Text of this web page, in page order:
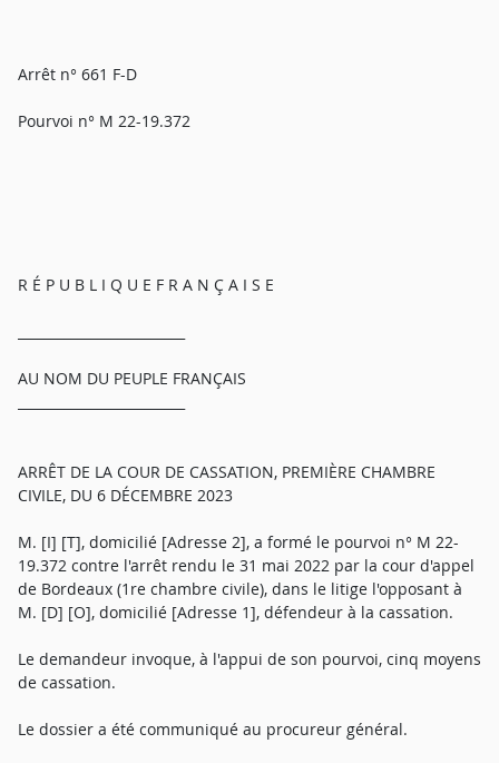
Arrêt n° 661 F-D
Pourvoi n° M 22-19.372
R É P U B L I Q U E F R A N Ç A I S E
AU NOM DU PEUPLE FRANÇAIS
ARRÊT DE LA COUR DE CASSATION, PREMIÈRE CHAMBRE
CIVILE, DU 6 DÉCEMBRE 2023
M. [I] [T], domicilié [Adresse 2], a formé le pourvoi n° M 22-
19.372 contre l'arrêt rendu le 31 mai 2022 par la cour d'appel
de Bordeaux (1re chambre civile), dans le litige l'opposant à
M. [D] [O], domicilié [Adresse 1], défendeur à la cassation.
Le demandeur invoque, à l'appui de son pourvoi, cinq moyens
de cassation.
Le dossier a été communiqué au procureur général.